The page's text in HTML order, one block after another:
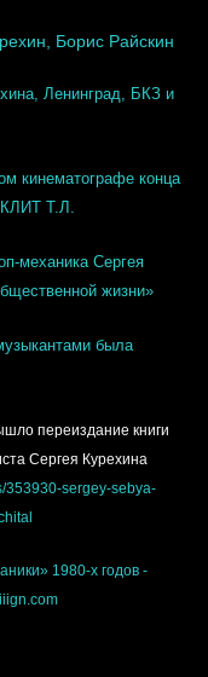
Борис Райскин
Ленинград, БКЗ и
кинематографе конца
Т.Л.
механика Сергея
жизни»
была
переиздание книги
Сергея Курехина
353930-sergey-sebya-
1980-х годов -